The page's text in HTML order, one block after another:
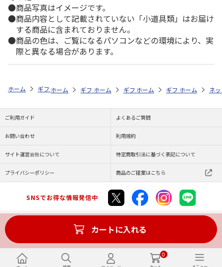
0
商品写真はイメージです。
商品内容として記載されていない「小道具類」はお届け
する商品に含まれておりません。
商品の色は、ご覧になるパソコンなどの環境により、実
際と異なる場合があります。
カートに入れる
ホーム ギフトストア お中元・夏ギフト特集 2026 ハム・お肉 ＜
ホーム ギフトストア お中元・夏ギフト特集 2026
ホーム ギフトストア お中元・夏ギフト
ホーム ギフトストア お
ホーム ネ
ご利用ガイド よくあるご質問
お問い合わせ 利用規約
サイト運営会社について 特定商取引法に基づく表記について
プライバシーポリシー 商品のご提案はこちら
SNSでお得な情報発信中